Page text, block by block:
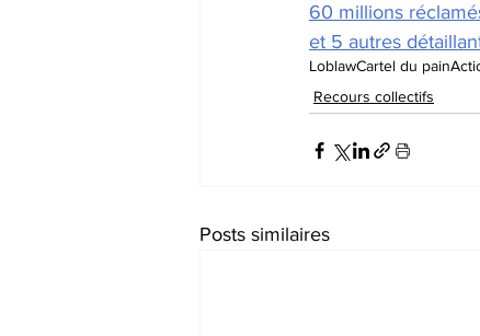
60 millions
et 5 autres
LoblawCartel du pain
Recours collectifs
Posts similaires